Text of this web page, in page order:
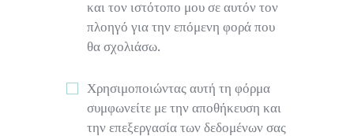
και τον ιστότοπο μου σε αυτόν τον
πλοηγό για την επόμενη φορά που
θα σχολιάσω.
Χρησιμοποιώντας αυτή τη φόρμα
συμφωνείτε με την αποθήκευση και
την επεξεργασία των δεδομένων σας